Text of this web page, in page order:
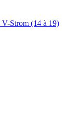
Strom (14 à 19)